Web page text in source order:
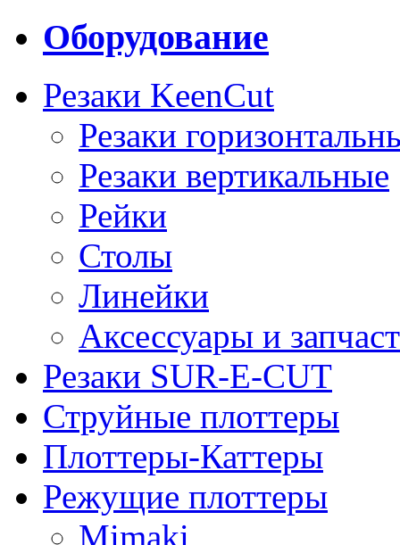
Оборудование
Резаки KeenCut
Резаки
Резаки вертикальные
Рейки
Столы
Линейки
Аксессуары и
Резаки SUR-E-CUT
Струйные плоттеры
Плоттеры-Каттеры
Режущие плоттеры
Mimaki